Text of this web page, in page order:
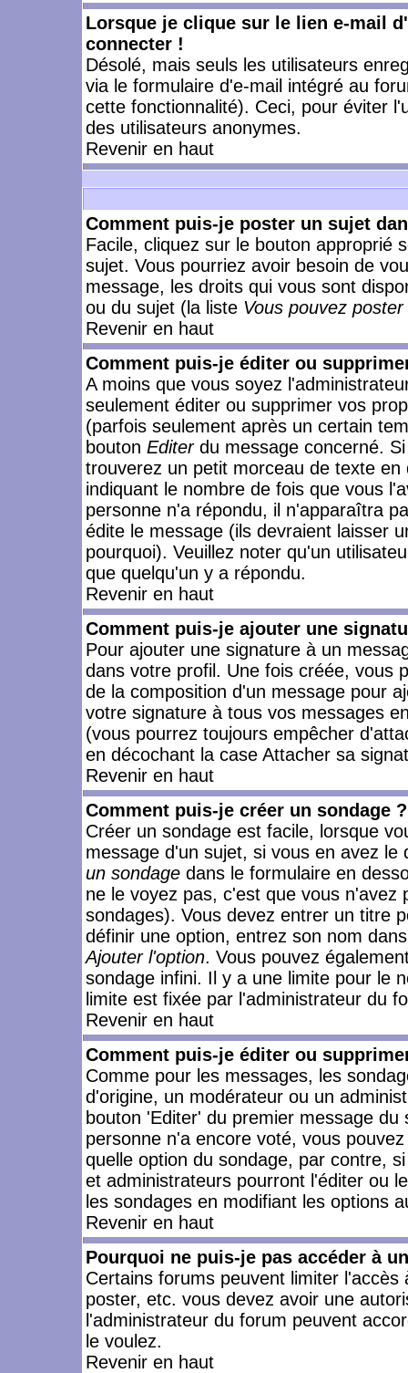
Lorsque je clique sur le lien e-mail
connecter !
Désolé, mais seuls les utilisateurs
via le formulaire d'e-mail intégré au
cette fonctionnalité). Ceci, pour éviter
des utilisateurs anonymes.
Revenir en haut
Comment puis-je poster un sujet
Facile, cliquez sur le bouton approprié
sujet. Vous pourriez avoir besoin de
message, les droits qui vous sont
ou du sujet (la liste Vous pouvez
Revenir en haut
Comment puis-je éditer ou
A moins que vous soyez
seulement éditer ou supprimer vos
(parfois seulement après un certain
bouton Editerdu message concerné.
trouverez un petit morceau de texte
indiquant le nombre de fois que vous
personne n'a répondu, il n'apparaîtra
édite le message (ils devraient laisser
pourquoi). Veuillez noter qu'un
que quelqu'un y a répondu.
Revenir en haut
Comment puis-je ajouter une
Pour ajouter une signature à un
dans votre profil. Une fois créée, vous
de la composition d'un message pour
votre signature à tous vos messages
(vous pourrez toujours empêcher
en décochant la case Attacher sa
Revenir en haut
Comment puis-je créer un sondage ?
Créer un sondage est facile, lorsque
message d'un sujet, si vous en avez
un sondage dans le formulaire en
ne le voyez pas, c'est que vous
sondages). Vous devez entrer un titre
définir une option, entrez son nom
Ajouter l'option. Vous pouvez
sondage infini. Il y a une limite pour le
limite est fixée par l'administrateur du
Revenir en haut
Comment puis-je éditer ou
Comme pour les messages, les
d'origine, un modérateur ou un
bouton 'Editer' du premier message
personne n'a encore voté, vous
quelle option du sondage, par contre,
et administrateurs pourront l'éditer ou
les sondages en modifiant les options
Revenir en haut
Pourquoi ne puis-je pas accéder à
Certains forums peuvent limiter
poster, etc. vous devez avoir une
l'administrateur du forum peuvent
le voulez.
Revenir en haut